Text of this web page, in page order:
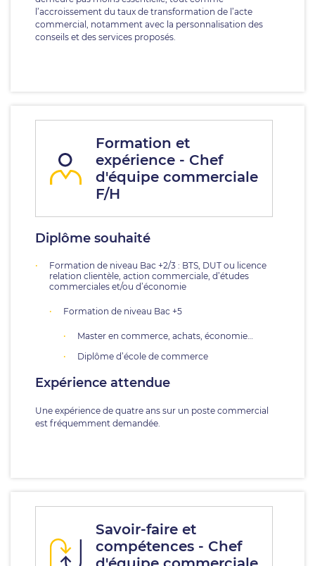
l’accroissement du taux de transformation de l’acte
commercial, notamment avec la personnalisation des
conseils et des services proposés.
Formation et
expérience - Chef
d'équipe commerciale
F/H
Diplôme souhaité
Formation de niveau Bac +2/3 : BTS, DUT ou licence
relation clientèle, action commerciale, d’études
commerciales et/ou d’économie
Formation de niveau Bac +5
Master en commerce, achats, économie…
Diplôme d’école de commerce
Expérience attendue
Une expérience de quatre ans sur un poste commercial
est fréquemment demandée.
Savoir-faire et
compétences - Chef